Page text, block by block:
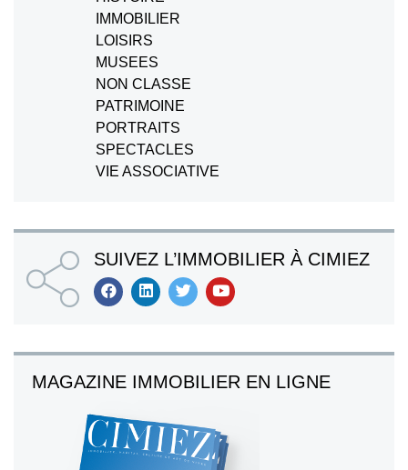
IMMOBILIER
LOISIRS
MUSEES
NON CLASSE
PATRIMOINE
PORTRAITS
SPECTACLES
VIE ASSOCIATIVE
SUIVEZ L’IMMOBILIER À CIMIEZ
MAGAZINE IMMOBILIER EN LIGNE